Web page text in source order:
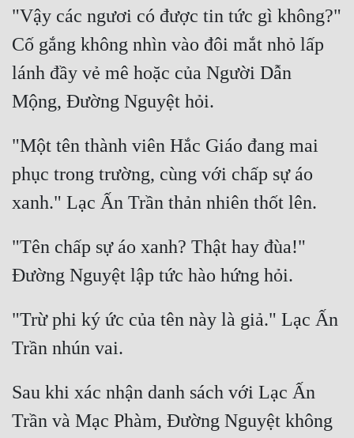
"Vậy các ngươi có được tin tức gì không?"
Cố gắng không nhìn vào đôi mắt nhỏ lấp
lánh đầy vẻ mê hoặc của Người Dẫn
"Một tên thành viên Hắc Giáo đang mai
phục trong trường, cùng với chấp sự áo
"Tên chấp sự áo xanh? Thật hay đùa!"
"Trừ phi ký ức của tên này là giả." Lạc Ấn
Sau khi xác nhận danh sách với Lạc Ấn
Trần và Mạc Phàm, Đường Nguyệt không